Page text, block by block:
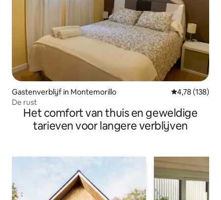
Gastenverblijf in Montemorillo Gemiddelde
4,78 (138)
De rust
Het comfort van thuis en geweldige
tarieven voor langere verblijven